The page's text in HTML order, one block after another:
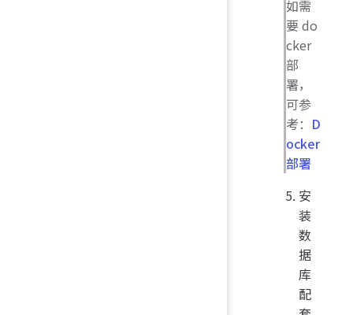
如需
要 do
cker
部
署，
可参
考： D
ocker
部署
安
装
数
据
库
配